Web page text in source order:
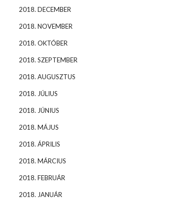
2018. DECEMBER
2018. NOVEMBER
2018. OKTÓBER
2018. SZEPTEMBER
2018. AUGUSZTUS
2018. JÚLIUS
2018. JÚNIUS
2018. MÁJUS
2018. ÁPRILIS
2018. MÁRCIUS
2018. FEBRUÁR
2018. JANUÁR